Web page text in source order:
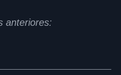
anteriores: